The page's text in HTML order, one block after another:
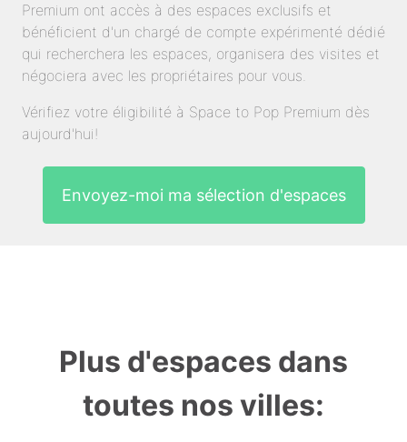
Premium ont accès à des espaces exclusifs et
bénéficient d'un chargé de compte expérimenté dédié
qui recherchera les espaces, organisera des visites et
négociera avec les propriétaires pour vous.
Vérifiez votre éligibilité à Space to Pop Premium dès
aujourd'hui!
Envoyez-moi ma sélection d'espaces
Plus d'espaces dans
toutes nos villes: